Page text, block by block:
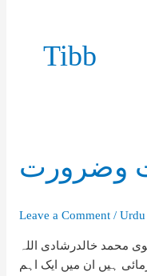
Tibb
وضرورت
Leave a Comment / Urdu
خالدرشادی اللہ
ہیں ان میں ایک اہم